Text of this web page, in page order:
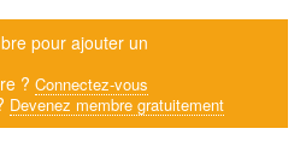
pour ajouter un
? Connectez-vous
Devenez membre gratuitement